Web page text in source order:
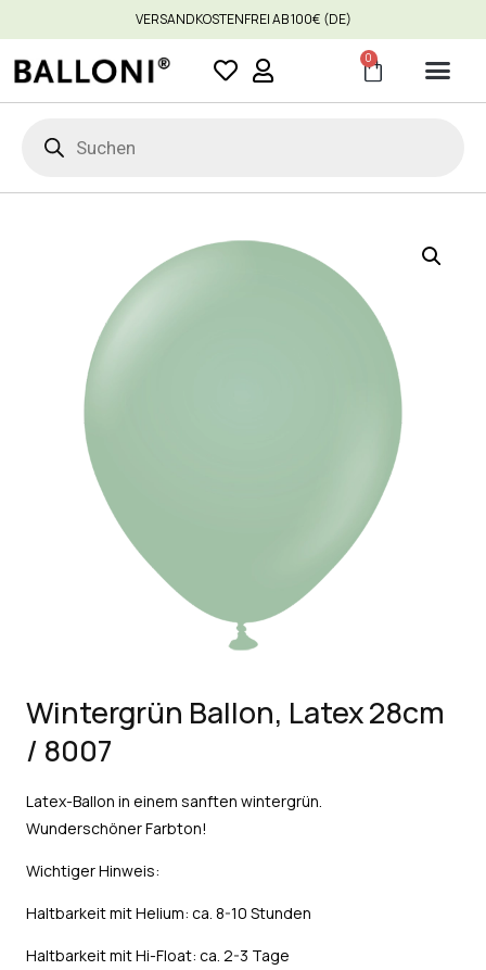
VERSANDKOSTENFREI AB 100€ (DE)
0
Wintergrün Ballon, Latex 28cm
/ 8007
Latex-Ballon in einem sanften wintergrün.
Wunderschöner Farbton!
Wichtiger Hinweis:
Haltbarkeit mit Helium: ca. 8-10 Stunden
Haltbarkeit mit Hi-Float: ca. 2-3 Tage